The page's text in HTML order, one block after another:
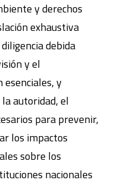
y derechos
exhaustiva
debida
y el
y
autoridad, el
para prevenir,
los impactos
sobre los
nacionales